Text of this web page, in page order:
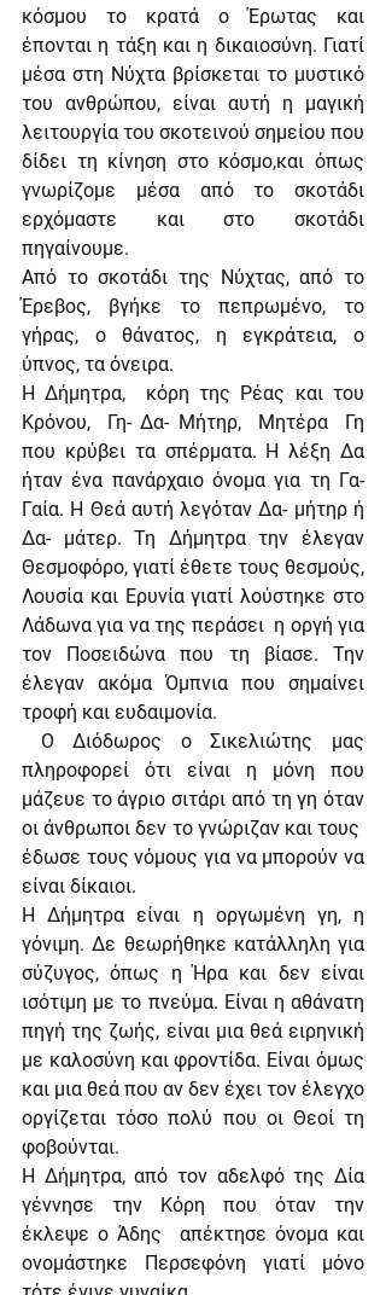
κόσμου το κρατά ο Έρωτας και
έπονται η τάξη και η δικαιοσύνη. Γιατί
μέσα στη Νύχτα βρίσκεται το μυστικό
του ανθρώπου, είναι αυτή η μαγική
λειτουργία του σκοτεινού σημείου που
δίδει τη κίνηση στο κόσμο,και όπως
γνωρίζομε μέσα από το σκοτάδι
ερχόμαστε και στο σκοτάδι
πηγαίνουμε.
Από το σκοτάδι της Νύχτας, από το
Έρεβος, βγήκε το πεπρωμένο, το
γήρας, ο θάνατος, η εγκράτεια, ο
ύπνος, τα όνειρα.
Η Δήμητρα,  κόρη της Ρέας και του
Κρόνου,  Γη- Δα- Μήτηρ,  Μητέρα  Γη
που κρύβει τα σπέρματα. Η λέξη Δα
ήταν ένα πανάρχαιο όνομα για τη Γα-
Γαία. Η Θεά αυτή λεγόταν Δα- μήτηρ ή
Δα- μάτερ. Τη Δήμητρα την έλεγαν
Θεσμοφόρο, γιατί έθετε τους θεσμούς,
Λουσία και Ερυνία γιατί λούστηκε στο
Λάδωνα για να της περάσει  η οργή για
τον Ποσειδώνα που τη βίασε. Την
έλεγαν ακόμα Όμπνια που σημαίνει
τροφή και ευδαιμονία.
Ο Διόδωρος ο Σικελιώτης μας
πληροφορεί ότι είναι η μόνη που
μάζευε το άγριο σιτάρι από τη γη όταν
οι άνθρωποι δεν το γνώριζαν και τους
έδωσε τους νόμους για να μπορούν να
είναι δίκαιοι.
Η Δήμητρα είναι η οργωμένη γη, η
γόνιμη. Δε θεωρήθηκε κατάλληλη για
σύζυγος, όπως η Ήρα και δεν είναι
ισότιμη με το πνεύμα. Είναι η αθάνατη
πηγή της ζωής, είναι μια θεά ειρηνική
με καλοσύνη και φροντίδα. Είναι όμως
και μια θεά που αν δεν έχει τον έλεγχο
οργίζεται τόσο πολύ που οι Θεοί τη
φοβούνται.
Η Δήμητρα, από τον αδελφό της Δία
γέννησε την Κόρη που όταν την
έκλεψε ο Άδης  απέκτησε όνομα και
ονομάστηκε Περσεφόνη γιατί μόνο